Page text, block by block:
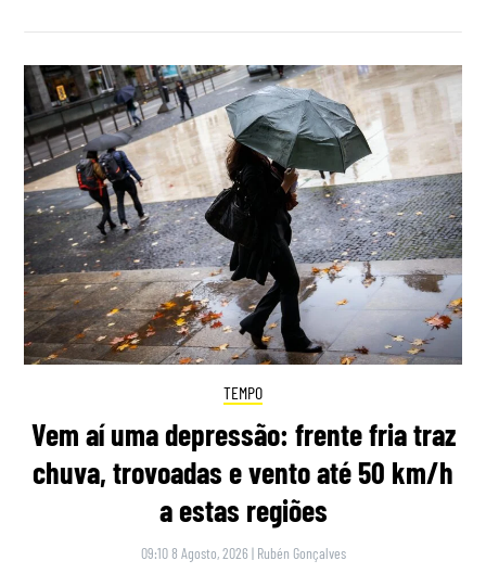
TEMPO
Vem aí uma depressão: frente fria traz
chuva, trovoadas e vento até 50 km/h
a estas regiões
09:10 8 Agosto, 2026 | Rubén Gonçalves